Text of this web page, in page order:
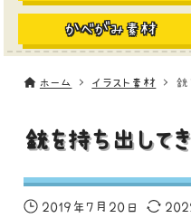
かべがみ素材
ホーム イラスト素材 銃
銃を持ち出して
2019年7月20日